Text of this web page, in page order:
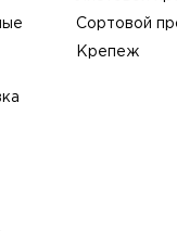
Сортовой
Крепеж